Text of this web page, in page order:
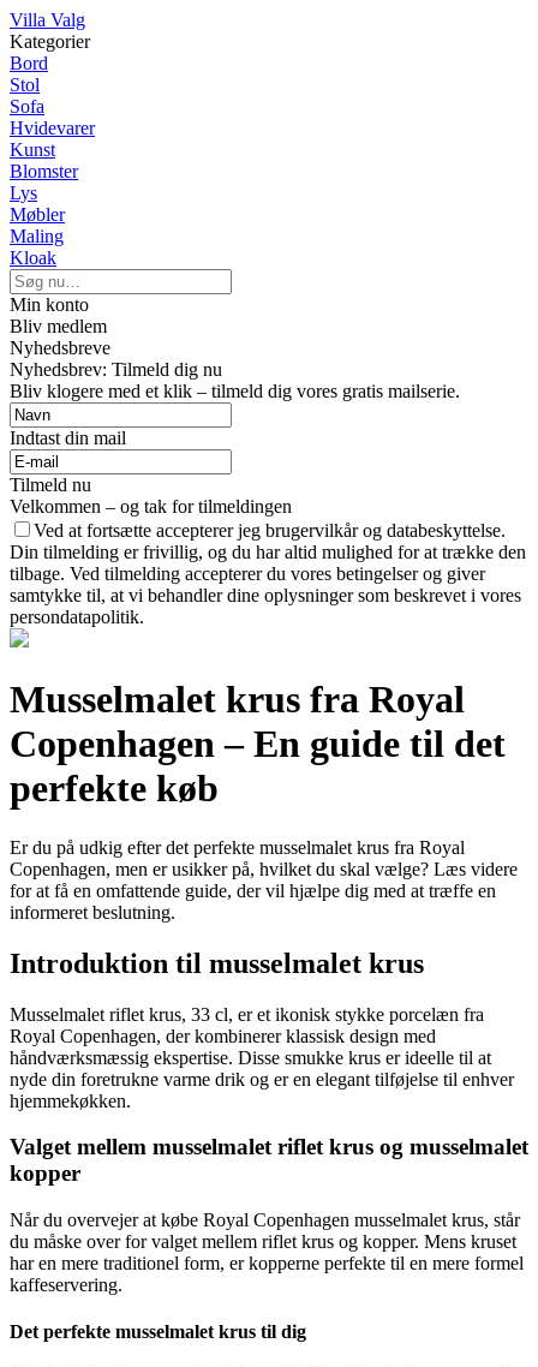
Villa Valg
Kategorier
Bord
Stol
Sofa
Hvidevarer
Kunst
Blomster
Lys
Møbler
Maling
Kloak
Min konto
Bliv medlem
Nyhedsbreve
Nyhedsbrev: Tilmeld dig nu
Bliv klogere med et klik – tilmeld dig vores gratis mailserie.
Indtast din mail
Tilmeld nu
Velkommen – og tak for tilmeldingen
Ved at fortsætte accepterer jeg brugervilkår og databeskyttelse.
Din tilmelding er frivillig, og du har altid mulighed for at trække den
tilbage. Ved tilmelding accepterer du vores betingelser og giver
samtykke til, at vi behandler dine oplysninger som beskrevet i vores
persondatapolitik.
Musselmalet krus fra Royal
Copenhagen – En guide til det
perfekte køb
Er du på udkig efter det perfekte musselmalet krus fra Royal
Copenhagen, men er usikker på, hvilket du skal vælge? Læs videre
for at få en omfattende guide, der vil hjælpe dig med at træffe en
informeret beslutning.
Introduktion til musselmalet krus
Musselmalet riflet krus, 33 cl, er et ikonisk stykke porcelæn fra
Royal Copenhagen, der kombinerer klassisk design med
håndværksmæssig ekspertise. Disse smukke krus er ideelle til at
nyde din foretrukne varme drik og er en elegant tilføjelse til enhver
hjemmekøkken.
Valget mellem musselmalet riflet krus og musselmalet
kopper
Når du overvejer at købe Royal Copenhagen musselmalet krus, står
du måske over for valget mellem riflet krus og kopper. Mens kruset
har en mere traditionel form, er kopperne perfekte til en mere formel
kaffeservering.
Det perfekte musselmalet krus til dig